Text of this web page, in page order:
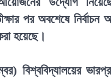
পর অবশেষে নির্বাচন
হয়েছে।
বিশ্ববিদ্যালয়ের